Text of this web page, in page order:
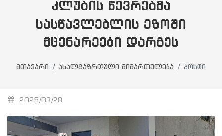
ᲙᲚᲣᲑᲘᲡ ᲬᲔᲕᲠᲔᲑᲛᲐ
ᲡᲐᲡᲬᲐᲕᲚᲔᲑᲚᲘᲡ ᲔᲖᲝᲨᲘ
ᲛᲪᲔᲜᲐᲠᲔᲔᲑᲘ ᲓᲐᲠᲒᲔᲡ
მთავარი ახალგაზრდული მიმართულება პოსტი
2025/03/28